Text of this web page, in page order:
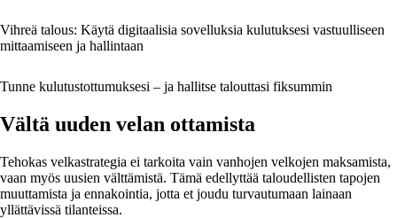
Vihreä talous: Käytä digitaalisia sovelluksia kulutuksesi vastuulliseen
mittaamiseen ja hallintaan
Tunne kulutustottumuksesi – ja hallitse talouttasi fiksummin
Vältä uuden velan ottamista
Tehokas velkastrategia ei tarkoita vain vanhojen velkojen maksamista,
vaan myös uusien välttämistä. Tämä edellyttää taloudellisten tapojen
muuttamista ja ennakointia, jotta et joudu turvautumaan lainaan
yllättävissä tilanteissa.